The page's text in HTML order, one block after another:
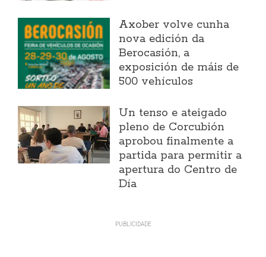
Axober volve cunha
nova edición da
Berocasión, a
exposición de máis de
500 vehículos
Un tenso e ateigado
pleno de Corcubión
aprobou finalmente a
partida para permitir a
apertura do Centro de
Día